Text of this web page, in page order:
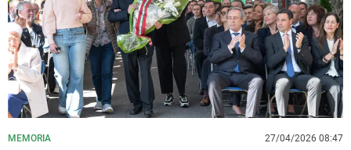
La rosa de los vientos
Gente viajera
Como el perro y el
Caso
Retornados
Equipo de
Operación Viuda
Extremadura
Galicia
La Rioja
Navarra
País Vasco
Virales
Televisión
Elecciones
MEMORIA 27/04/2026 08:47